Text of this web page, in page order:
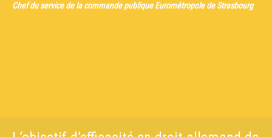
Chef du service de la commande publique Eurométropole de Strasbourg